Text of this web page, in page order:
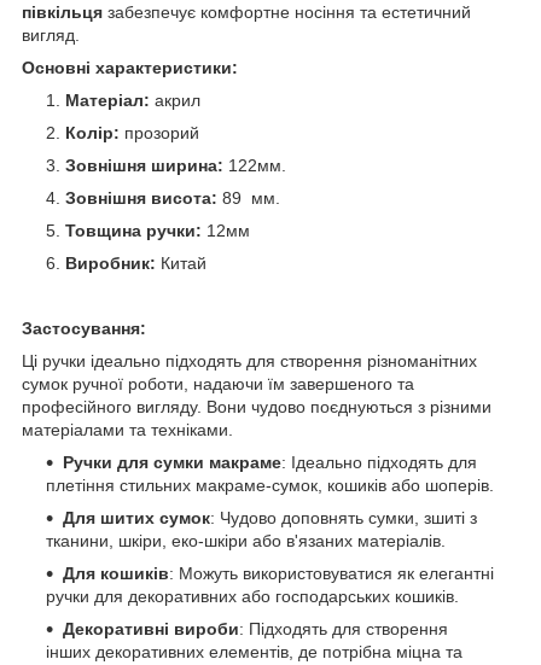
півкільця забезпечує комфортне носіння та естетичний
вигляд.
Основні характеристики:
Матеріал: акрил
Колір: прозорий
Зовнішня ширина: 122мм.
Зовнішня висота: 89 мм.
Товщина ручки: 12мм
Виробник: Китай
Застосування:
Ці ручки ідеально підходять для створення різноманітних
сумок ручної роботи, надаючи їм завершеного та
професійного вигляду. Вони чудово поєднуються з різними
матеріалами та техніками.
Ручки для сумки макраме: Ідеально підходять для
плетіння стильних макраме-сумок, кошиків або шоперів.
Для шитих сумок: Чудово доповнять сумки, зшиті з
тканини, шкіри, еко-шкіри або в'язаних матеріалів.
Для кошиків: Можуть використовуватися як елегантні
ручки для декоративних або господарських кошиків.
Декоративні вироби: Підходять для створення
інших декоративних елементів, де потрібна міцна та